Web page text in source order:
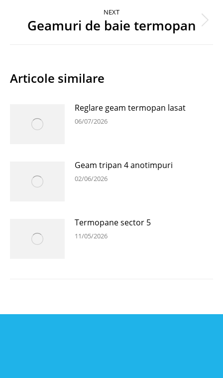
NEXT
Next
Geamuri de baie termopan
Articole similare
Reglare geam termopan lasat
06/07/2026
Geam tripan 4 anotimpuri
02/06/2026
Termopane sector 5
11/05/2026